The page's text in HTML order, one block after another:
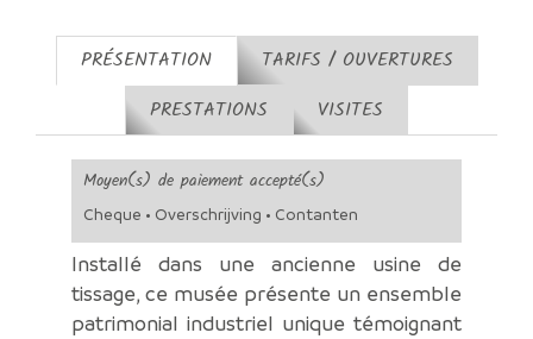
PRÉSENTATION
TARIFS / OUVERTURES
PRESTATIONS
VISITES
Moyen(s) de paiement accepté(s)
Cheque • Overschrijving • Contanten
Installé dans une ancienne usine de
tissage, ce musée présente un ensemble
patrimonial industriel unique témoignant